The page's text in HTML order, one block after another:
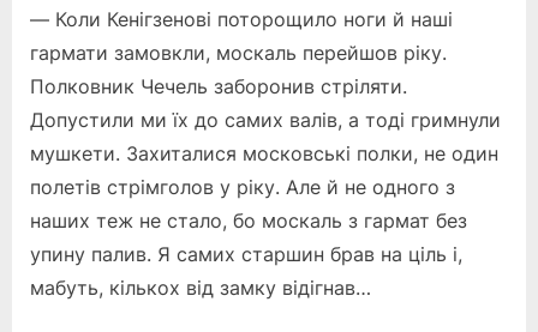
— Коли Кенігзенові поторощило ноги й наші
гармати замовкли, москаль перейшов ріку.
Полковник Чечель заборонив стріляти.
Допустили ми їх до самих валів, а тоді гримнули
мушкети. Захиталися московські полки, не один
полетів стрімголов у ріку. Але й не одного з
наших теж не стало, бо москаль з гармат без
упину палив. Я самих старшин брав на ціль і,
мабуть, кількох від замку відігнав…